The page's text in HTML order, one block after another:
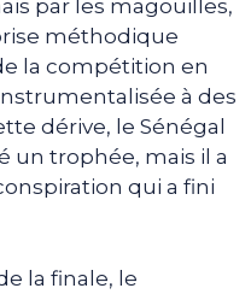
par les magouilles,
méthodique
la compétition en
à des
dérive, le Sénégal
un trophée, mais il a
qui a fini
la finale, le